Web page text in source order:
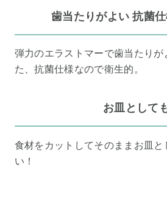
歯当たりがよい 抗菌
弾力のエラストマーで歯当たりが
た、抗菌仕様なので衛生的。
お皿として
食材をカットしてそのままお皿と
い！